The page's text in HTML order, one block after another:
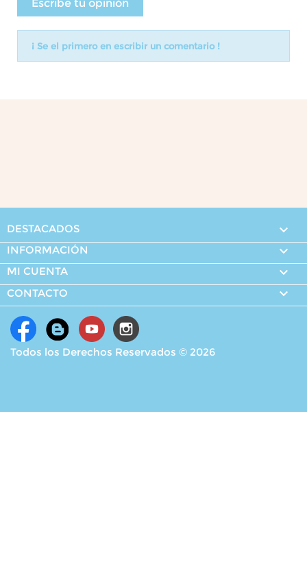
Escribe tu opinión
¡ Se el primero en escribir un comentario !
DESTACADOS 
INFORMACIÓN 
MI CUENTA 
CONTACTO 
Todos los Derechos Reservados © 2026